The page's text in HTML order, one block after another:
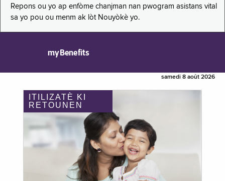
Repons ou yo ap enfòme chanjman nan pwogram asistans vital
sa yo pou ou menm ak lòt Nouyòkè yo.
myBenefits
samedi 8 août 2026
ITILIZATÈ KI
RETOUNEN